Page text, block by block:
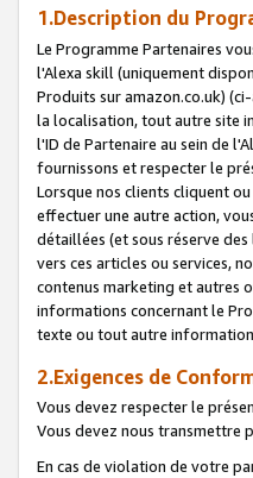
1.Description du
Le Programme Partenaires
l'Alexa skill (uniquement
Produits sur amazon.co.uk)
la localisation, tout autre site
l'ID de Partenaire au sein de
fournissons et respecter le
Lorsque nos clients cliquent
effectuer une autre action,
détaillées (et sous réserve
vers ces articles ou services,
contenus marketing et autres
informations concernant le
texte ou tout autre information
2.Exigences de
Vous devez respecter le
Vous devez nous transmettre
En cas de violation de votre